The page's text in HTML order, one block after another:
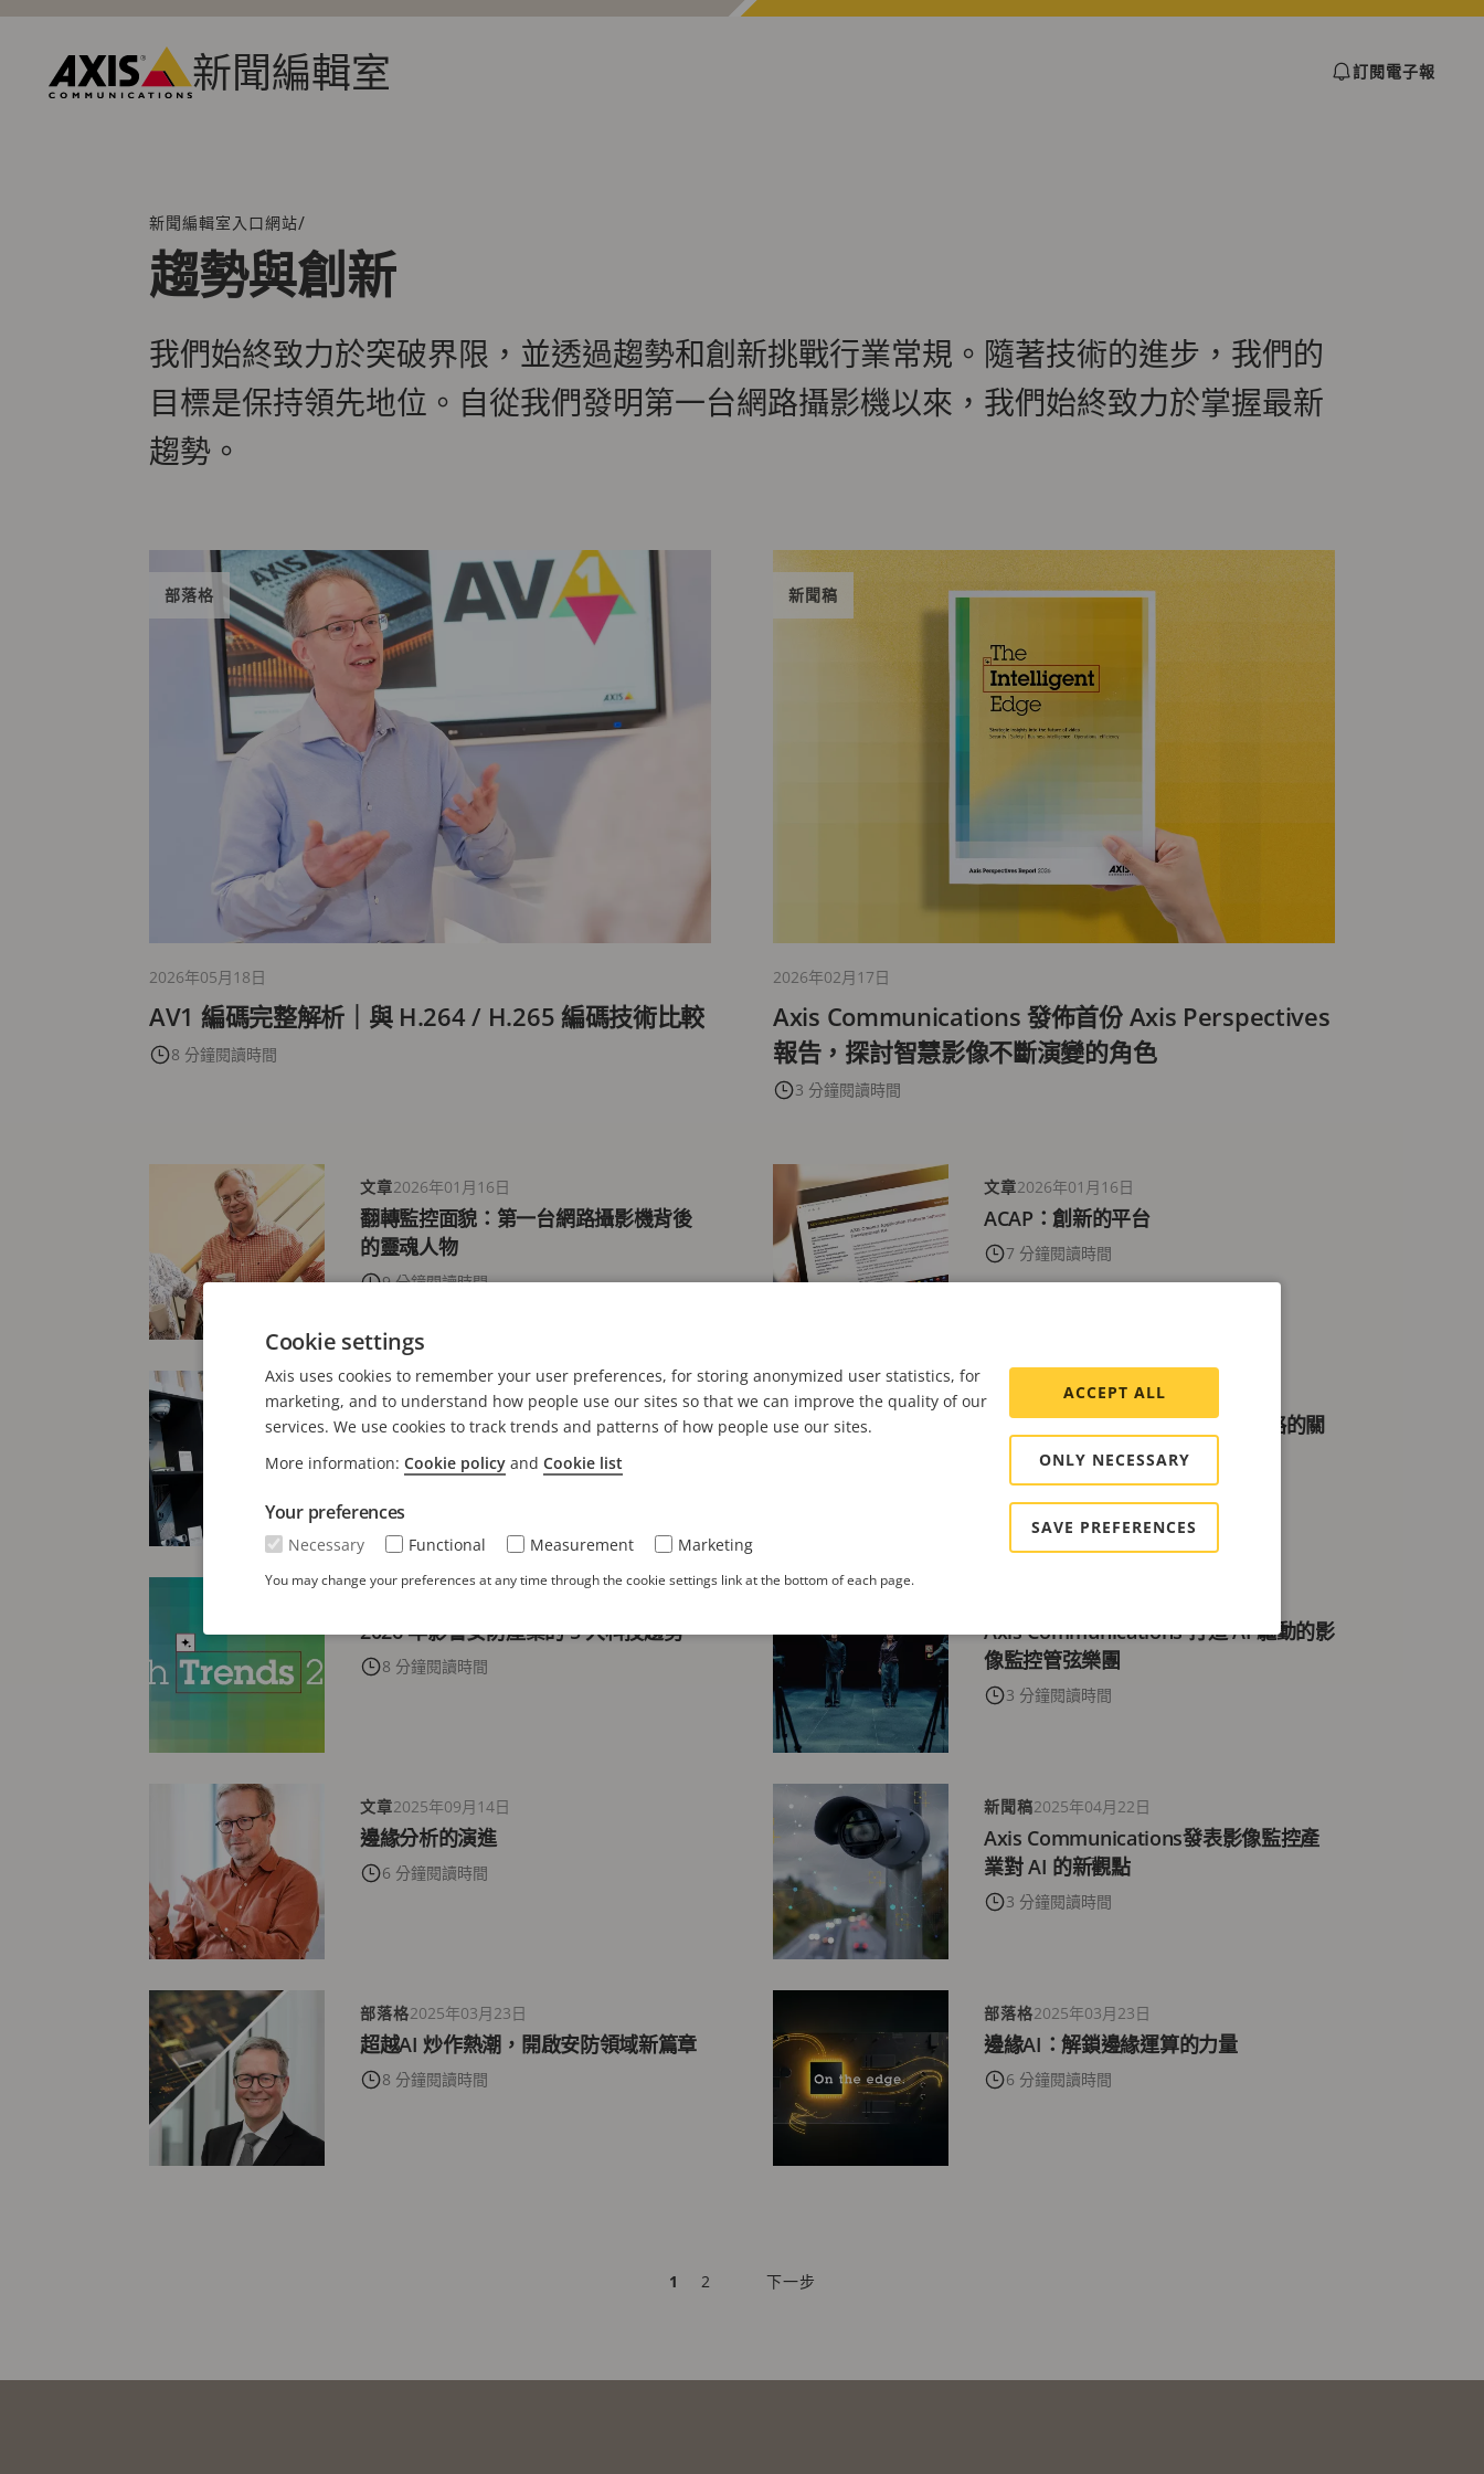
跳
新聞編輯室 訂閱電子報
階
層
連
結
新聞編輯室入口網站/
趨勢與創新
我們始終致力於突破界限，並透過趨勢和創新挑戰行業常規。隨著技術的進步，我們的
目標是保持領先地位。自從我們發明第一台網路攝影機以來，我們始終致力於掌握最新
趨勢。
AV1 編碼完整解析｜與 H.264 / H.265 編碼技術比較
8 分鐘閱讀時間
部落格
2026年05月18日
Axis Communications 發佈首份 Axis Perspectives
報告，探討智慧影像不斷演變的角色
3 分鐘閱讀時間
新聞稿
2026年02月17日
翻轉監控面貌：第一台網路攝影機背後
的靈魂人物
9 分鐘閱讀時間
文章2026年01月16日
ACAP：創新的平台
7 分鐘閱讀時間
文章2026年01月16日
持續創新之路
7 分鐘閱讀時間
文章2026年01月16日
智慧連結：打造成功IoT物聯網策略的關
鍵洞察
3 分鐘閱讀時間
部落格 2026年01月2日
2026 年影響安防產業的 5 大科技趨勢
8 分鐘閱讀時間
Axis Communications 打造 AI 驅動的影
像監控管弦樂團
3 分鐘閱讀時間
邊緣分析的演進
6 分鐘閱讀時間
文章2025年09月14日
Axis Communications發表影像監控產
業對 AI 的新觀點
3 分鐘閱讀時間
新聞稿2025年04月22日
超越AI 炒作熱潮，開啟安防領域新篇章
8 分鐘閱讀時間
部落格2025年03月23日
邊緣AI：解鎖邊緣運算的力量
6 分鐘閱讀時間
部落格2025年03月23日
目
1 PAGE
2
下
下一步
Cookie settings
Axis uses cookies to remember your user preferences, for storing anonymized user statistics, for
marketing, and to understand how people use our sites so that we can improve the quality of our
services. We use cookies to track trends and patterns of how people use our sites.
More information: Cookie policy and Cookie list
Your preferences
Necessary Functional Measurement Marketing
You may change your preferences at any time through the cookie settings link at the bottom of each page.
ACCEPT ALL
ONLY NECESSARY
SAVE PREFERENCES